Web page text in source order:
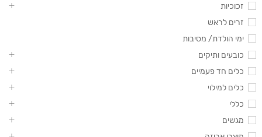
זכוכיות
זרים לראש
ימי הולדת/ מסיבות
כובעים ותיקים
כלים חד פעמיים
כלים למילוי
כללי
מגשים